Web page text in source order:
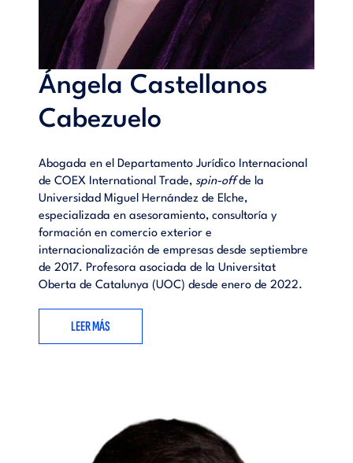
Ángela Castellanos
Cabezuelo
Abogada en el Departamento Jurídico Internacional
de COEX International Trade,spin-offde la
Universidad Miguel Hernández de Elche,
especializada en asesoramiento, consultoría y
formación en comercio exterior e
internacionalización de empresas desde septiembre
de 2017. Profesora asociada de la Universitat
Oberta de Catalunya (UOC) desde enero de 2022.
LEER MÁS